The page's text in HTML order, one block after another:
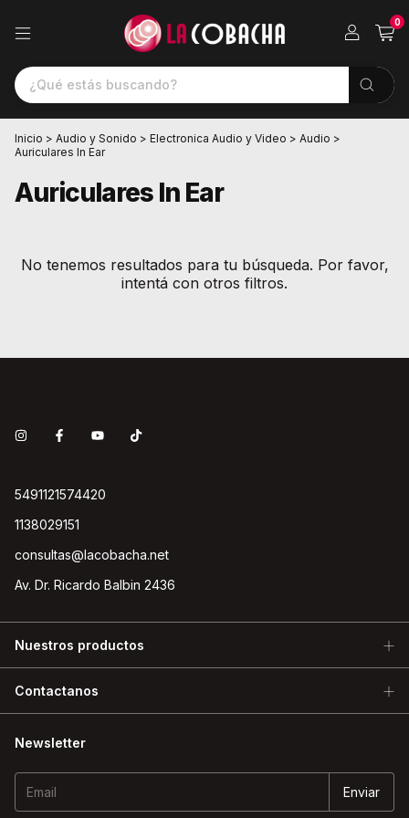
0
Inicio > Audio y Sonido > Electronica Audio y Video > Audio >
Auriculares In Ear
Auriculares In Ear
No tenemos resultados para tu búsqueda. Por favor,
intentá con otros filtros.
5491121574420
1138029151
consultas@lacobacha.net
Av. Dr. Ricardo Balbin 2436
Nuestros productos
Contactanos
Newsletter